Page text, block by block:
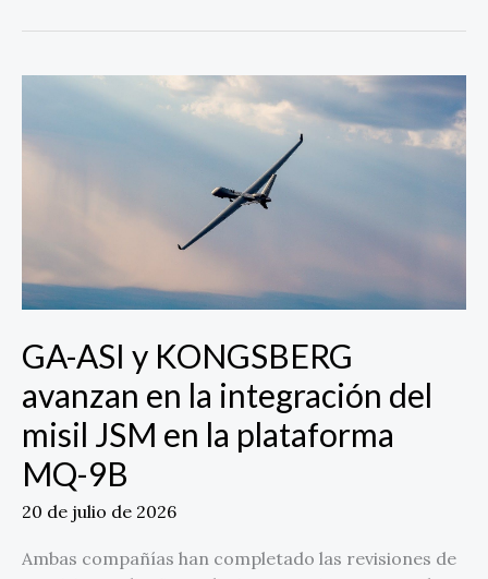
GA-ASI y KONGSBERG
avanzan en la integración del
misil JSM en la plataforma
MQ-9B
20 de julio de 2026
Ambas compañías han completado las revisiones de
y
integración
del
JSM
en
la
plataforma
MQ-
9B